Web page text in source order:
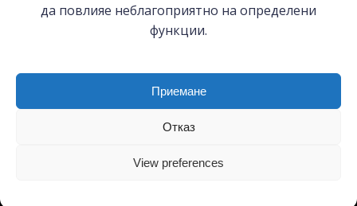
да повлияе неблагоприятно на определени
функции.
Приемане
Отказ
View preferences
София 1000, ул. Цар Самуил №27
bsc-cc@bia-bg.com; s.vasilchin@bsc-cc.com
Политика на поверителност